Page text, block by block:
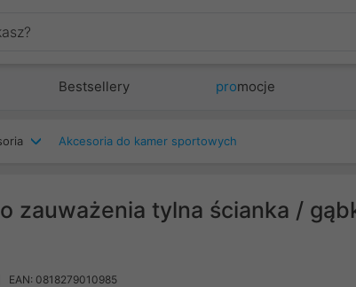
Bestsellery promocje
Akcesoria do kamer sportowych
zauważenia tylna ścianka /
EAN: 0818279010985